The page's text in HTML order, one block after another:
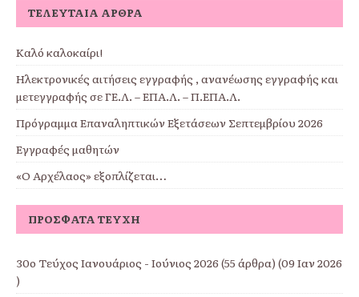
ΤΕΛΕΥΤΑΊΑ ΆΡΘΡΑ
Καλό καλοκαίρι!
Ηλεκτρονικές αιτήσεις εγγραφής , ανανέωσης εγγραφής και
μετεγγραφής σε ΓΕ.Λ. – ΕΠΑ.Λ. – Π.ΕΠΑ.Λ.
Πρόγραμμα Επαναληπτικών Εξετάσεων Σεπτεμβρίου 2026
Εγγραφές μαθητών
«Ο Αρχέλαος» εξοπλίζεται…
ΠΡΌΣΦΑΤΑ ΤΕΎΧΗ
30ο Τεύχος Ιανουάριος - Ιούνιος 2026 (55 άρθρα) (09 Ιαν 2026
)